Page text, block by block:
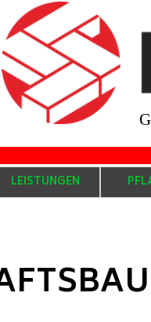
LEISTUNGEN